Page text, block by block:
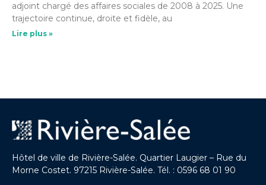
adjoint chargé des affaires sociales de 2008 à 2025. Une
trajectoire continue, droite et fidèle, au
Lire plus »
Hôtel de ville de Rivière-Salée. Quartier Laugier – Rue du
Morne Costet. 97215 Rivière-Salée. Tél. : 0596 68 01 90